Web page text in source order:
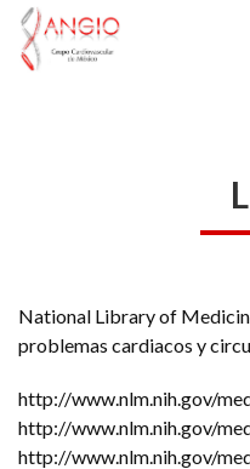
National Library of
problemas cardiacos y
http://www.nlm.nih.gov/
http://www.nlm.nih.gov/
http://www.nlm.nih.gov/